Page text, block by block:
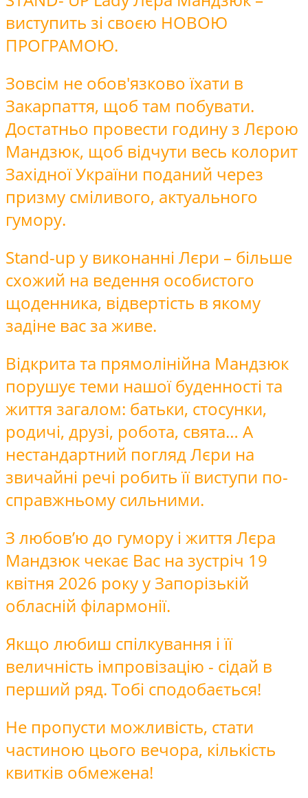
виступить зі своєю НОВОЮ
ПРОГРАМОЮ.
Зовсім не обов'язково їхати в
Закарпаття, щоб там побувати.
Достатньо провести годину з Лєрою
Мандзюк, щоб відчути весь колорит
Західної України поданий через
призму сміливого, актуального
гумору.
Stand-up у виконанні Лєри – більше
схожий на ведення особистого
щоденника, відвертість в якому
задіне вас за живе.
Відкрита та прямолінійна Мандзюк
порушує теми нашої буденності та
життя загалом: батьки, стосунки,
родичі, друзі, робота, свята… А
нестандартний погляд Лєри на
звичайні речі робить її виступи по-
справжньому сильними.
З любов’ю до гумору і життя Лєра
Мандзюк чекає Вас на зустріч 19
квітня 2026 року у Запорізькій
обласній філармонії.
Якщо любиш спілкування і її
величність імпровізацію - сідай в
перший ряд. Тобі сподобається!
Не пропусти можливість, стати
частиною цього вечора, кількість
квитків обмежена!